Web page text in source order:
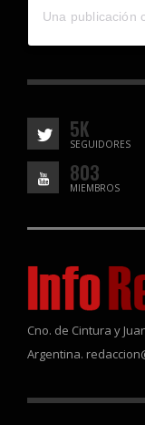
5K
SEGUIDORES
803
MIEMBROS
Cno. de Cintura y
Argentina.